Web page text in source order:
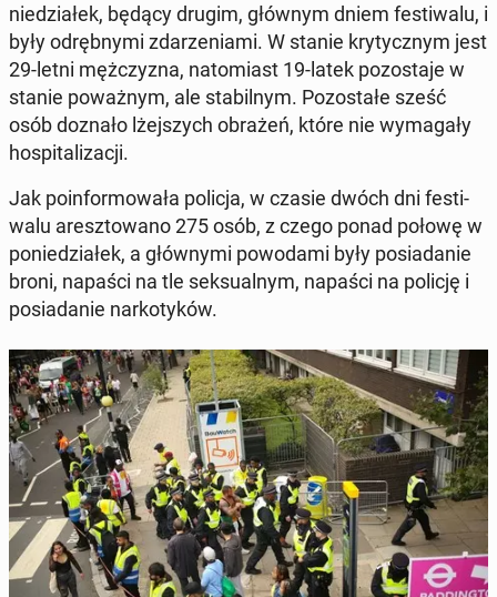
nie­dzia­łek, będący drugim, głównym dniem fe­sti­wa­lu, i
były od­ręb­ny­mi zda­rze­nia­mi. W stanie kry­tycz­nym jest
29-letni męż­czy­zna, na­to­miast 19-latek po­zo­sta­je w
stanie po­waż­nym, ale sta­bil­nym. Po­zo­sta­łe sześć
osób doznało lżej­szych obrażeń, które nie wy­ma­ga­ły
ho­spi­ta­li­za­cji.
Jak po­in­for­mo­wa­ła policja, w czasie dwóch dni fe­sti­
wa­lu aresz­to­wa­no 275 osób, z czego ponad połowę w
po­nie­dzia­łek, a głów­ny­mi po­wo­da­mi były po­sia­da­nie
broni, napaści na tle sek­su­al­nym, napaści na policję i
po­sia­da­nie nar­ko­ty­ków.